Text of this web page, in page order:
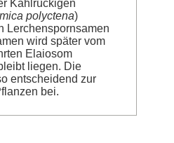
Kahlrückigen
polyctena)
Lerchenspornsamen
wird später vom
Elaiosom
liegen. Die
entscheidend zur
bei.